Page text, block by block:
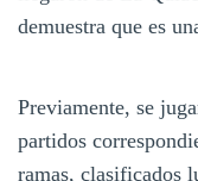
demuestra que es
Previamente, se
partidos
ramas, clasificados